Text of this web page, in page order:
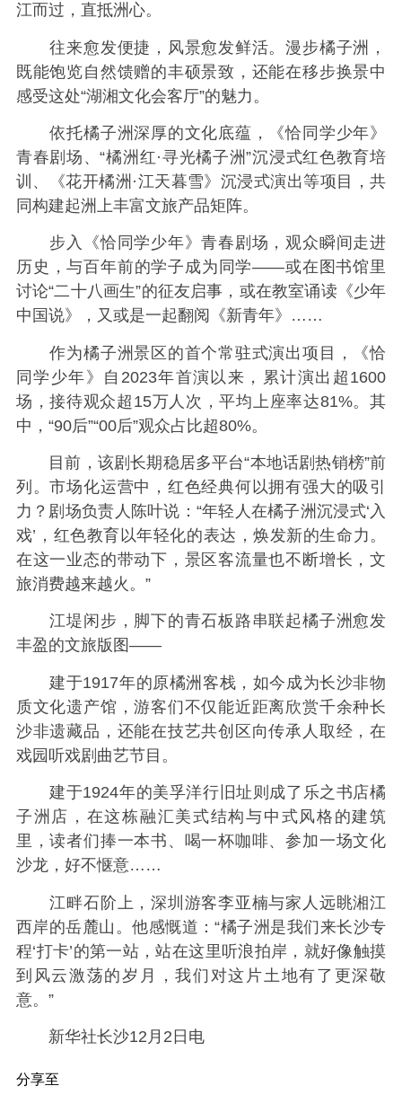
江而过，直抵洲心。
往来愈发便捷，风景愈发鲜活。漫步橘子洲，
既能饱览自然馈赠的丰硕景致，还能在移步换景中
感受这处“湖湘文化会客厅”的魅力。
依托橘子洲深厚的文化底蕴，《恰同学少年》
青春剧场、“橘洲红·寻光橘子洲”沉浸式红色教育培
训、《花开橘洲·江天暮雪》沉浸式演出等项目，共
同构建起洲上丰富文旅产品矩阵。
步入《恰同学少年》青春剧场，观众瞬间走进
历史，与百年前的学子成为同学——或在图书馆里
讨论“二十八画生”的征友启事，或在教室诵读《少年
中国说》，又或是一起翻阅《新青年》……
作为橘子洲景区的首个常驻式演出项目，《恰
同学少年》自2023年首演以来，累计演出超1600
场，接待观众超15万人次，平均上座率达81%。其
中，“90后”“00后”观众占比超80%。
目前，该剧长期稳居多平台“本地话剧热销榜”前
列。市场化运营中，红色经典何以拥有强大的吸引
力？剧场负责人陈叶说：“年轻人在橘子洲沉浸式‘入
戏’，红色教育以年轻化的表达，焕发新的生命力。
在这一业态的带动下，景区客流量也不断增长，文
旅消费越来越火。”
江堤闲步，脚下的青石板路串联起橘子洲愈发
丰盈的文旅版图——
建于1917年的原橘洲客栈，如今成为长沙非物
质文化遗产馆，游客们不仅能近距离欣赏千余种长
沙非遗藏品，还能在技艺共创区向传承人取经，在
戏园听戏剧曲艺节目。
建于1924年的美孚洋行旧址则成了乐之书店橘
子洲店，在这栋融汇美式结构与中式风格的建筑
里，读者们捧一本书、喝一杯咖啡、参加一场文化
沙龙，好不惬意……
江畔石阶上，深圳游客李亚楠与家人远眺湘江
西岸的岳麓山。他感慨道：“橘子洲是我们来长沙专
程‘打卡’的第一站，站在这里听浪拍岸，就好像触摸
到风云激荡的岁月，我们对这片土地有了更深敬
意。”
新华社长沙12月2日电
分享至